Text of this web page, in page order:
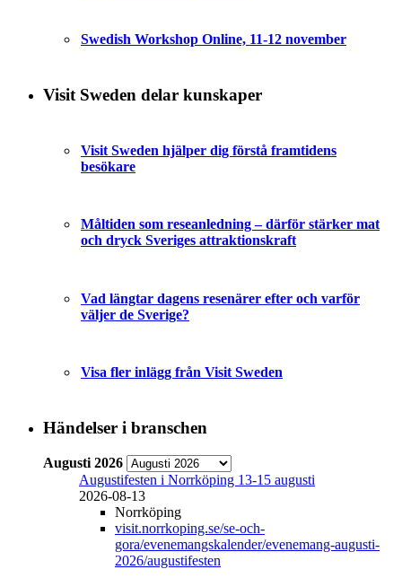
Swedish Workshop Online, 11-12 november
Visit Sweden delar kunskaper
Visit Sweden hjälper dig förstå framtidens
besökare
Måltiden som reseanledning – därför stärker mat
och dryck Sveriges attraktionskraft
Vad längtar dagens resenärer efter och varför
väljer de Sverige?
Visa fler inlägg från Visit Sweden
Händelser i branschen
Augusti 2026
Augustifesten i Norrköping 13-15 augusti
2026-08-13
Norrköping
visit.norrkoping.se/se-och-
gora/evenemangskalender/evenemang-augusti-
2026/augustifesten